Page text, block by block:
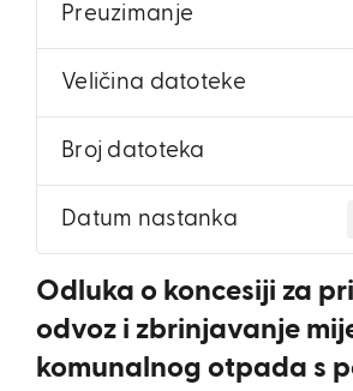
Preuzimanje
Veličina datoteke
Broj datoteka
Datum nastanka
Odluka o koncesiji za
odvoz i zbrinjavanje
komunalnog otpada s